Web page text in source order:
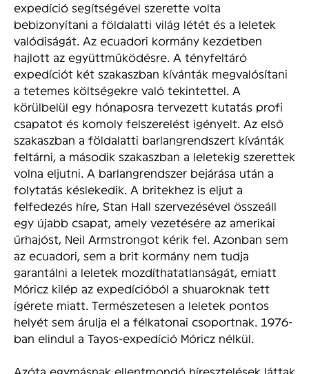
expedíció segítségével szerette volta
bebizonyítani a földalatti világ létét és a leletek
valódiságát. Az ecuadori kormány kezdetben
hajlott az együttműködésre. A tényfeltáró
expedíciót két szakaszban kívánták megvalósítani
a tetemes költségekre való tekintettel. A
körülbelül egy hónaposra tervezett kutatás profi
csapatot és komoly felszerelést igényelt. Az első
szakaszban a földalatti barlangrendszert kívánták
feltárni, a második szakaszban a leletekig szerettek
volna eljutni. A barlangrendszer bejárása után a
folytatás késlekedik. A britekhez is eljut a
felfedezés híre, Stan Hall szervezésével összeáll
egy újabb csapat, amely vezetésére az amerikai
űrhajóst, Neil Armstrongot kérik fel. Azonban sem
az ecuadori, sem a brit kormány nem tudja
garantálni a leletek mozdíthatatlanságát, emiatt
Móricz kilép az expedícióból a shuaroknak tett
ígérete miatt. Természetesen a leletek pontos
helyét sem árulja el a félkatonai csoportnak. 1976-
ban elindul a Tayos-expedíció Móricz nélkül.
Azóta egymásnak ellentmondó híresztelések láttak